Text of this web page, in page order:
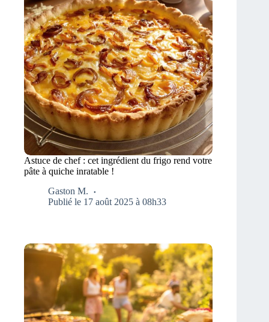
Astuce de chef : cet ingrédient du frigo rend votre
pâte à quiche inratable !
Gaston M.
Publié le 17 août 2025 à 08h33